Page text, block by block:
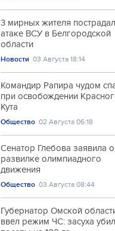
3 мирных жителя
атаке ВСУ в Белгородской
области
Новости 03 Августа 18:14
Командир Рапира чудом
при освобождении
Кута
Общество 02 Августа 06:18
Сенатор Глебова заявила о
развилке олимпиадного
движения
Общество 03 Августа 08:44
Губернатор Омской
ввёл режим ЧС: засуха